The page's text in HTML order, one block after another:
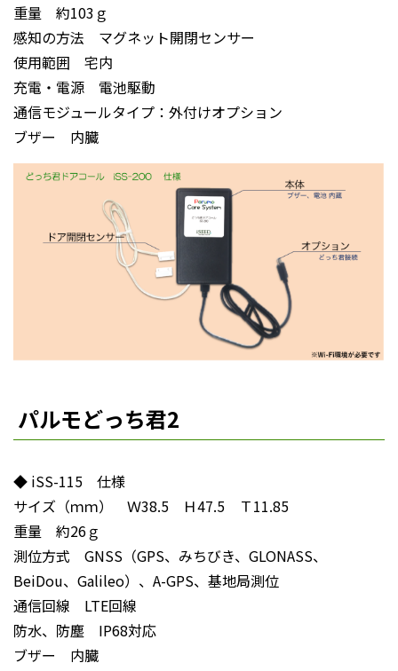
重量 約103ｇ
感知の方法 マグネット開閉センサー
使用範囲 宅内
充電・電源 電池駆動
通信モジュールタイプ：外付けオプション
ブザー 内臓
パルモどっち君2
◆ iSS-115 仕様
サイズ（ｍｍ） Ｗ38.5 Ｈ47.5 Ｔ11.85
重量 約26ｇ
測位方式 GNSS（GPS、みちびき、GLONASS、
BeiDou、Galileo）、A-GPS、基地局測位
通信回線 LTE回線
防水、防塵 IP68対応
ブザー 内臓